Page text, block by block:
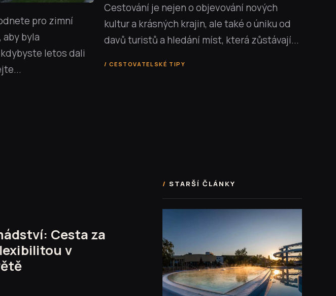
pro zimní
byla
letos dali
Cestování je nejen o objevování nových
kultur a krásných krajin, ale také o úniku od
davů turistů a hledání míst, která zůstávají...
CESTOVATELSKÉ TIPY
Cesta za
v
STARŠÍ ČLÁNKY